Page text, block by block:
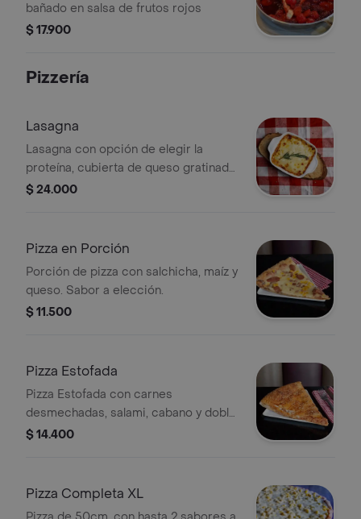
bañado en salsa de frutos rojos
$ 17.900
Pizzería
Lasagna
Lasagna con opción de elegir la
proteína, cubierta de queso gratinado
y decorada con romero fresco.
$ 24.000
Pizza en Porción
Porción de pizza con salchicha, maíz y
queso. Sabor a elección.
$ 11.500
Pizza Estofada
Pizza Estofada con carnes
desmechadas, salami, cabano y doble
porción de queso, cubierta con masa
$ 14.400
Pizza Completa XL